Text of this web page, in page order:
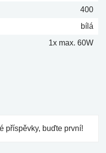
400
bílá
1x max. 60W
příspěvky, buďte první!